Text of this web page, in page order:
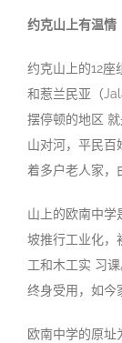
约克山上有温情
约克山上的12座
和惹兰民亚（
摆停顿的地区
山对河，平民百
着多户老人家，
山上的欧南中学
坡推行工业化，
工和木工实 习
终身受用，如今
欧南中学的原